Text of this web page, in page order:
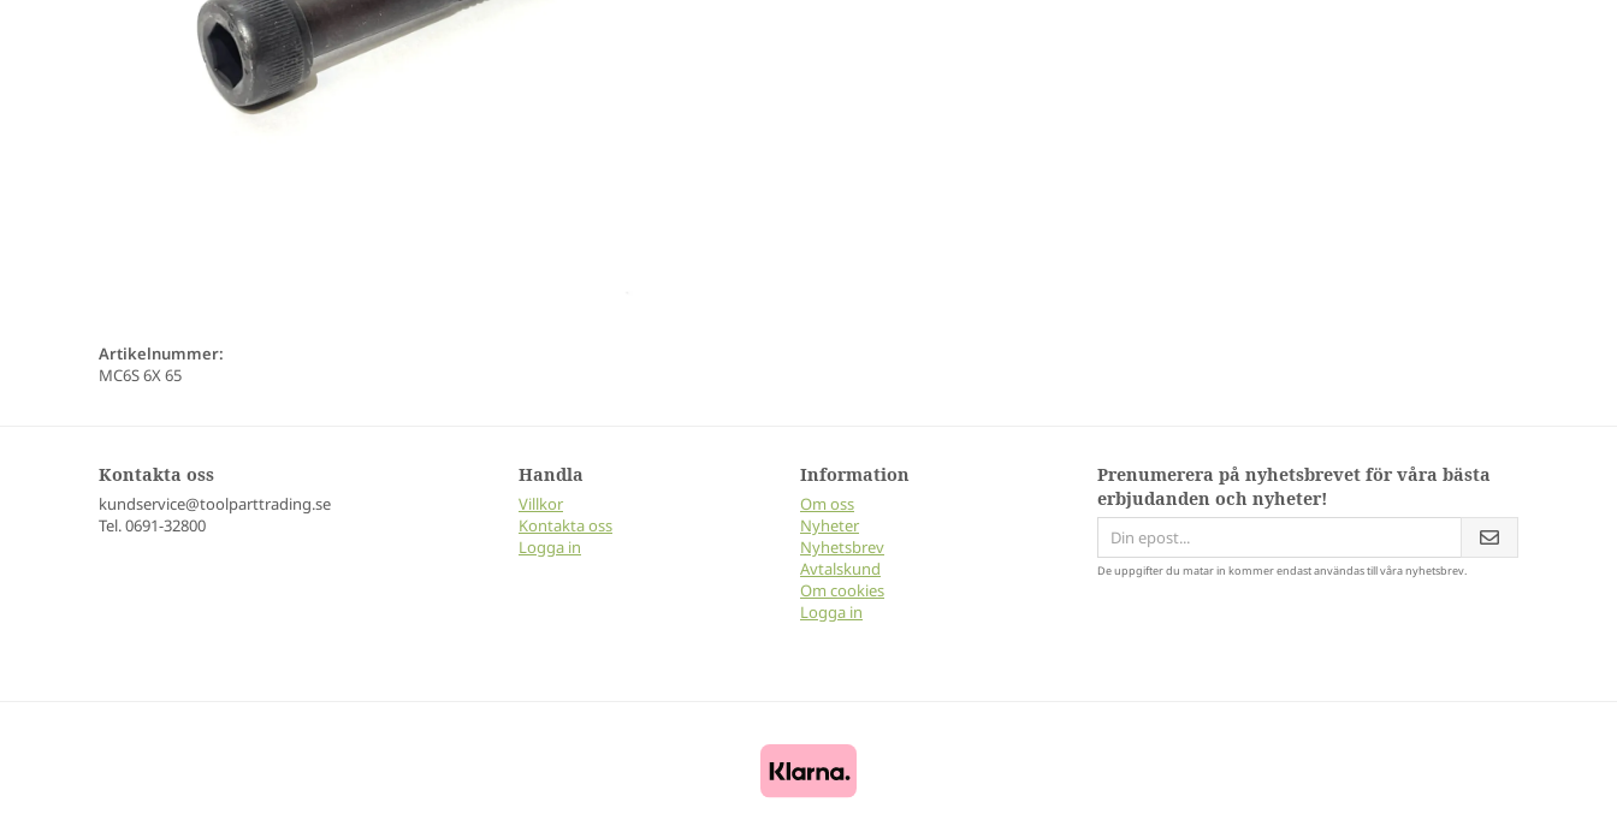
Artikelnummer:
MC6S 6X 65
Kontakta oss
kundservice@toolparttrading.se
Tel. 0691-32800
Handla
Villkor
Kontakta oss
Logga in
Information
Om oss
Nyheter
Nyhetsbrev
Avtalskund
Om cookies
Logga in
Prenumerera på nyhetsbrevet för våra bästa
erbjudanden och nyheter!
De uppgifter du matar in kommer endast användas till våra nyhetsbrev.